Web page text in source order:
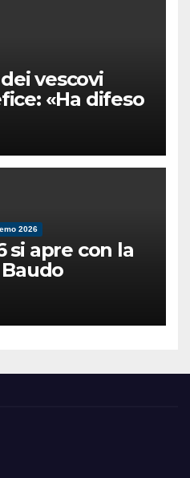
vescovi
«Ha difeso
2026
si apre con la